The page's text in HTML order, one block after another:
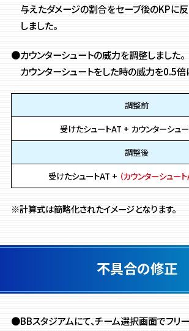
与えたダメージの割合をセーブ後のKPに
しました。
●カウンターシュートの威力を調整しました。
カウンターシュートをした時の威力を0.5
調整前
受けたシュートAT + カウンターシュ
調整後
受けたシュートAT + （カウンターシュー
※計算式は簡略化されたイメージとなります。
不具合の修正
●BBスタジアムにて、チーム選択画面でフリ